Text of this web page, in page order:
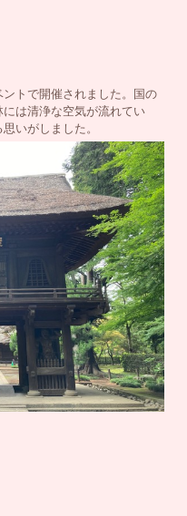
トで開催されました。国の
は清浄な空気が流れてい
いがしました。